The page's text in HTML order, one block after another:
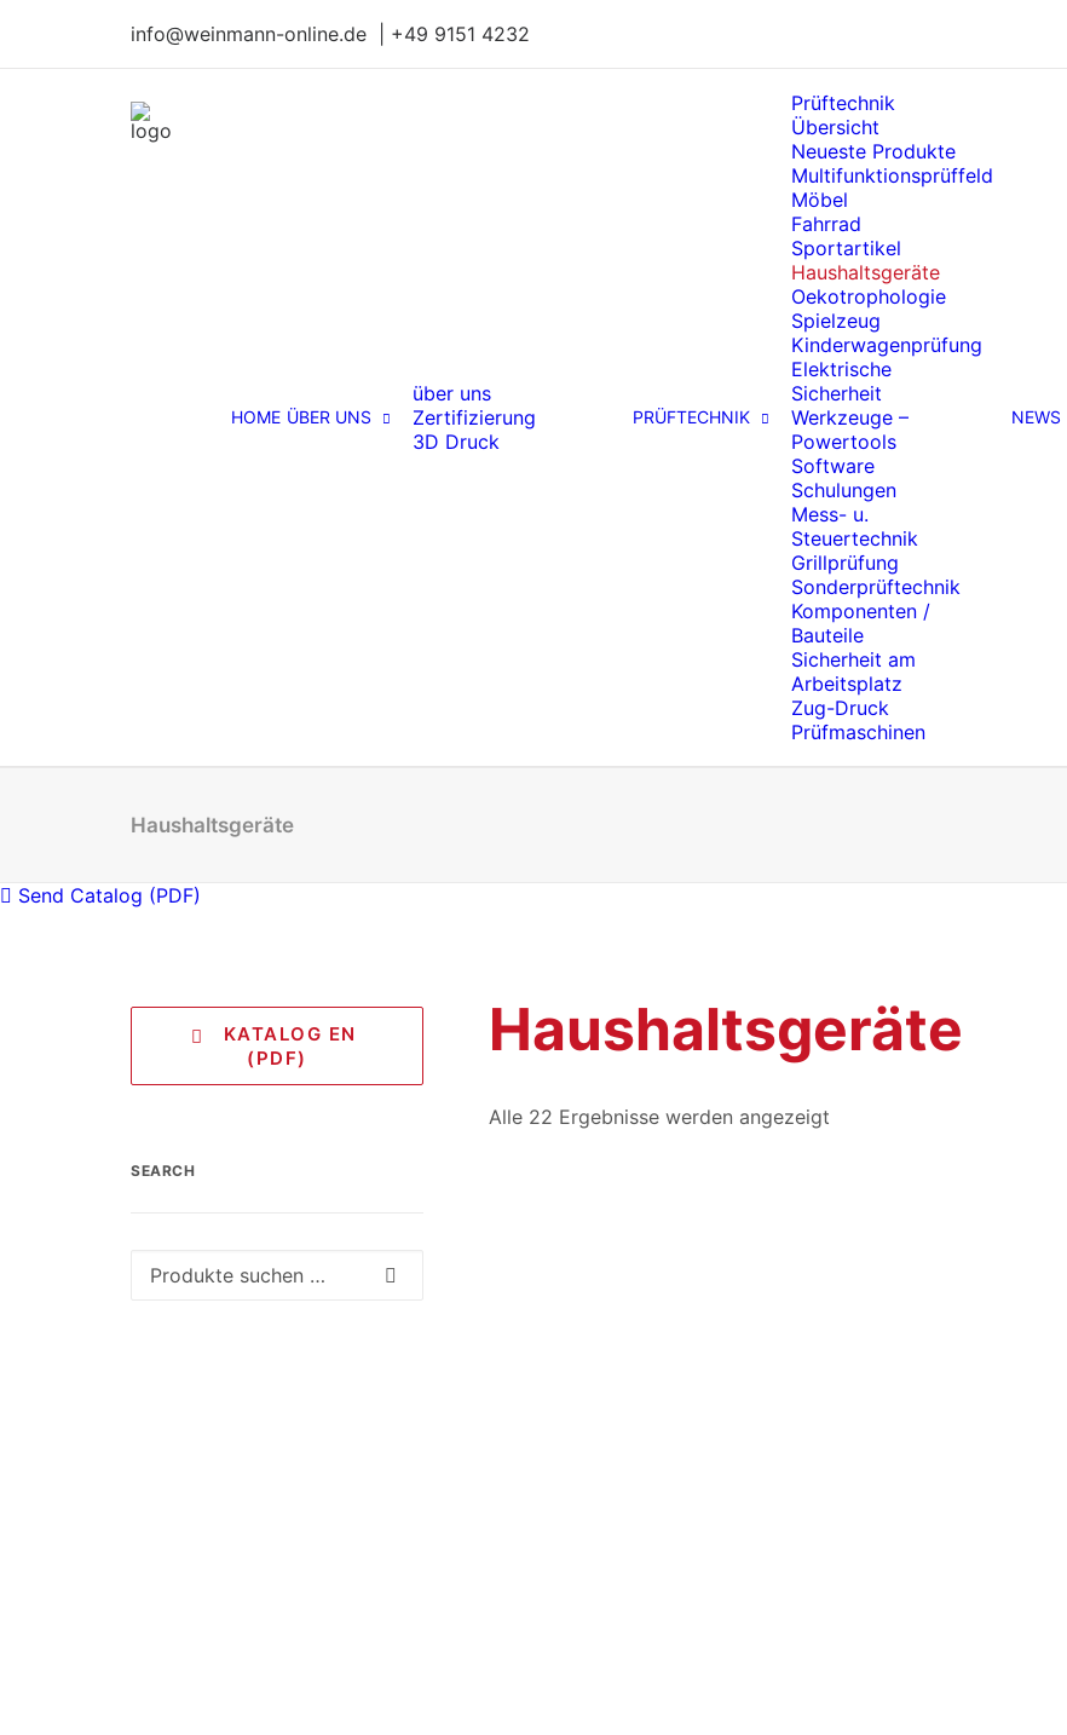
info@weinmann-online.de | +49 9151 4232
HOME ÜBER UNS
über uns
Zertifizierung
3D Druck
PRÜFTECHNIK
Prüftechnik
Übersicht
Neueste Produkte
Multifunktionsprüffeld
Möbel
Fahrrad
Sportartikel
Haushaltsgeräte
Oekotrophologie
Spielzeug
Kinderwagenprüfung
Elektrische
Sicherheit
Werkzeuge –
Powertools
Software
Schulungen
Mess- u.
Steuertechnik
Grillprüfung
Sonderprüftechnik
Komponenten /
Bauteile
Sicherheit am
Arbeitsplatz
Zug-Druck
Prüfmaschinen
NEWS
Haushaltsgeräte
Send Catalog (PDF)
   KATALOG EN
(PDF)
SEARCH
Suche
Haushaltsgeräte
Alle 22 Ergebnisse werden angezeigt